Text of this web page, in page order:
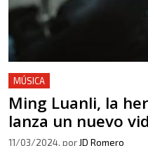
MÚSICA
Ming Luanli, la
lanza un nuevo
11/03/2024, por JD Romero